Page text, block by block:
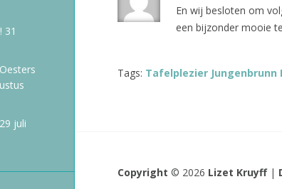
31
29 juli
En wij besloten om
een bijzonder mooie
Tags: Tafelplezier Jungenbrunn
Copyright © 2026 Lizet Kruyff|